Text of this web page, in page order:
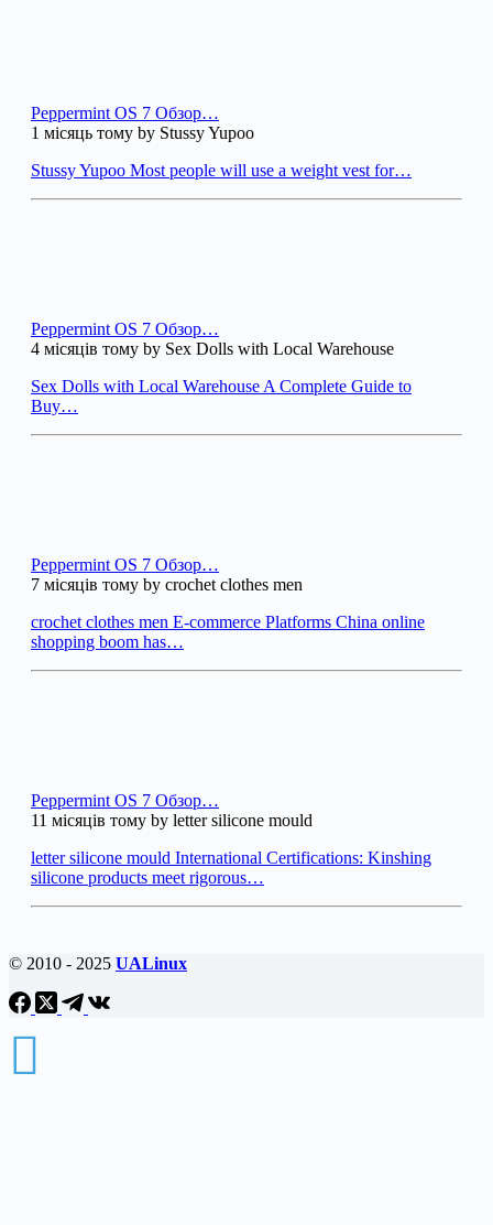
Peppermint OS 7 Обзор…
1 місяць тому by Stussy Yupoo
Stussy Yupoo Most people will use a weight vest for…
Peppermint OS 7 Обзор…
4 місяців тому by Sex Dolls with Local Warehouse
Sex Dolls with Local Warehouse A Complete Guide to
Buy…
Peppermint OS 7 Обзор…
7 місяців тому by crochet clothes men
crochet clothes men E-commerce Platforms China online
shopping boom has…
Peppermint OS 7 Обзор…
11 місяців тому by letter silicone mould
letter silicone mould International Certifications: Kinshing
silicone products meet rigorous…
© 2010 - 2025 UALinux